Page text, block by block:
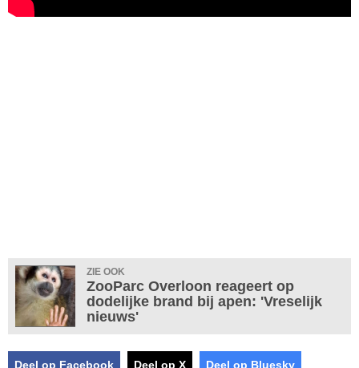
ZIE OOK
ZooParc Overloon reageert op
dodelijke brand bij apen: 'Vreselijk
nieuws'
Deel op Facebook Deel op X Deel op Bluesky